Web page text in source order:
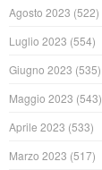
Agosto 2023 (522)
Luglio 2023 (554)
Giugno 2023 (535)
Maggio 2023 (543)
Aprile 2023 (533)
Marzo 2023 (517)